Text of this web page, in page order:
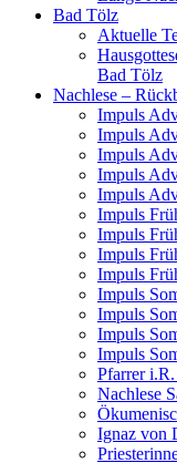
Bad Tölz
Aktuelle
Bad Tölz
Nachlese –
Impuls
Impuls
Impuls
Impuls
Impuls
Impuls
Impuls
Impuls
Impuls
Impuls
Impuls
Impuls
Impuls
Pfarrer
Nachlese
Ignaz von